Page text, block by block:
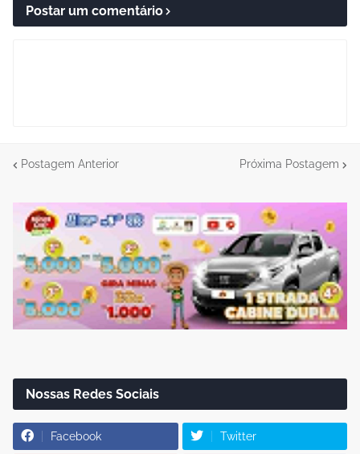
Postar um comentário
Postagem Anterior Próxima Postagem
Nossas Redes Sociais
Facebook Twitter